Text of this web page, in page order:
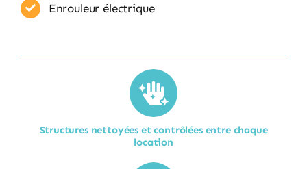
Enrouleur​ électrique
Structures nettoyées et contrôlées entre chaque
location​